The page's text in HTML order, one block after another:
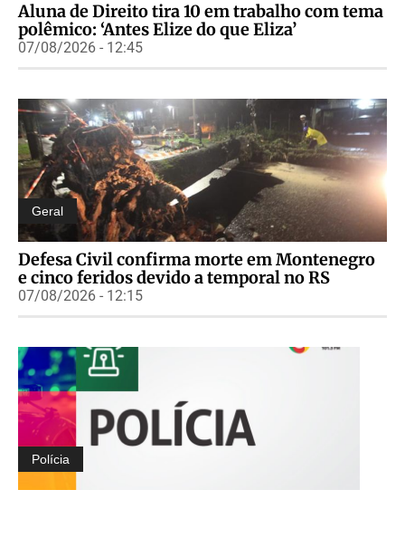
Aluna de Direito tira 10 em trabalho com tema
polêmico: ‘Antes Elize do que Eliza’
07/08/2026 - 12:45
Geral
Defesa Civil confirma morte em Montenegro
e cinco feridos devido a temporal no RS
07/08/2026 - 12:15
Polícia